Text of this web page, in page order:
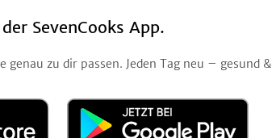
SevenCooks App.
genau zu dir passen. Jeden Tag neu – gesund
Jetzt